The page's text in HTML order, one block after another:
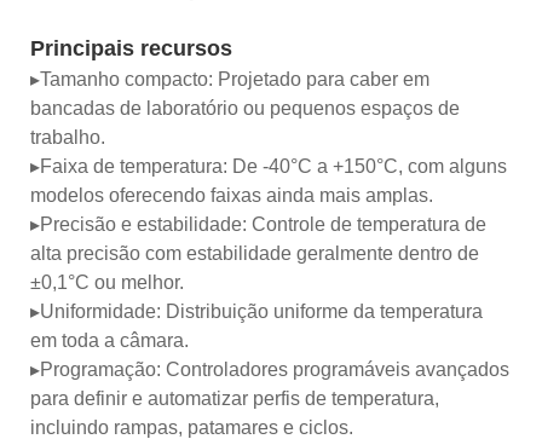
Principais recursos
▸Tamanho compacto: Projetado para caber em
bancadas de laboratório ou pequenos espaços de
trabalho.
▸Faixa de temperatura: De -40°C a +150°C, com alguns
modelos oferecendo faixas ainda mais amplas.
▸Precisão e estabilidade: Controle de temperatura de
alta precisão com estabilidade geralmente dentro de
±0,1°C ou melhor.
▸Uniformidade: Distribuição uniforme da temperatura
em toda a câmara.
▸Programação: Controladores programáveis ​​avançados
para definir e automatizar perfis de temperatura,
incluindo rampas, patamares e ciclos.